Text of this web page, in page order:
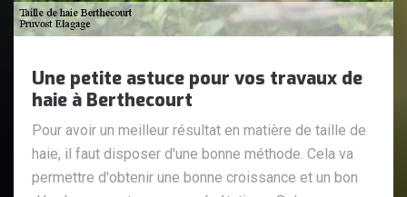
Une petite astuce pour vos travaux de
haie à Berthecourt
Pour avoir un meilleur résultat en matière de taille de
haie, il faut disposer d'une bonne méthode. Cela va
permettre d'obtenir une bonne croissance et un bon